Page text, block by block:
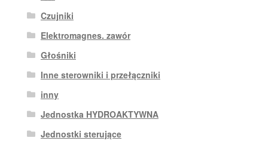
Czujniki
Elektromagnes. zawór
Głośniki
Inne sterowniki i przełączniki
inny
Jednostka HYDROAKTYWNA
Jednostki sterujące